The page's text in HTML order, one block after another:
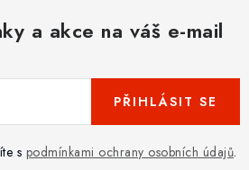
a akce na váš e-mail
s podmínkami ochrany osobních údajů.
PŘIHLÁSIT SE